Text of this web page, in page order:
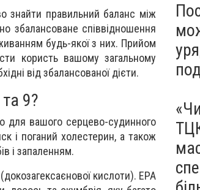
знайти правильний баланс між
збалансоване співвідношення
будь-якої з них. Прийом
користь вашому загальному
від збалансованої дієти.
9?
для вашого серцево-судинного
і поганий холестерин, а також
і запаленням.
кислоти). EPA